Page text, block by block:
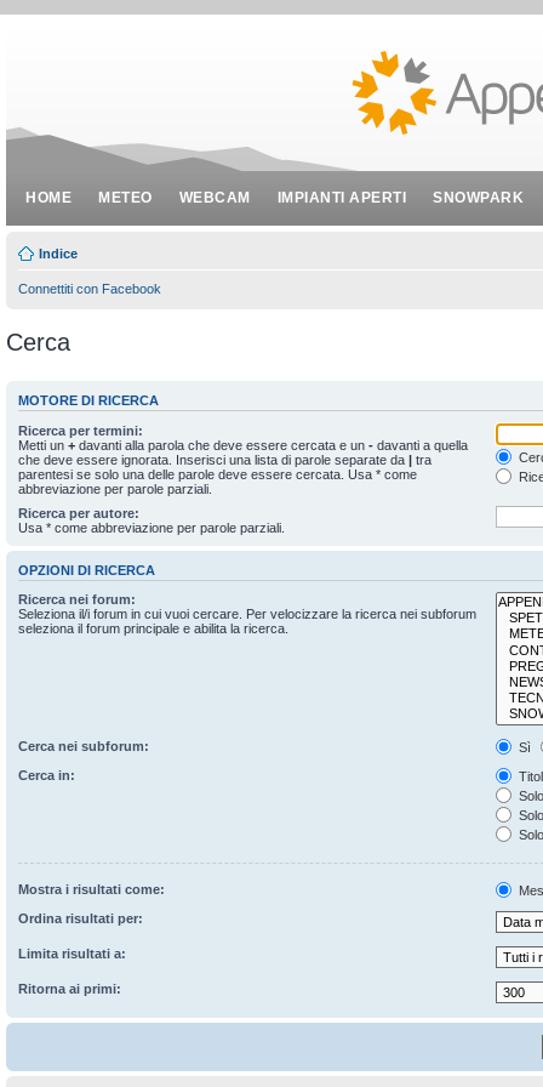
HOME METEO WEBCAM IMPIANTI APERTI SNOWPARK
Indice
Connettiti con Facebook
Cerca
MOTORE DI RICERCA
Ricerca per termini:
Metti un + davanti alla parola che deve essere cercata e un - davanti a quella
che deve essere ignorata. Inserisci una lista di parole separate da | tra
parentesi se solo una delle parole deve essere cercata. Usa * come
abbreviazione per parole parziali.
Ricerca per autore:
Usa * come abbreviazione per parole parziali.
OPZIONI DI RICERCA
Ricerca nei forum:
Seleziona il/i forum in cui vuoi cercare. Per velocizzare la ricerca nei subforum
seleziona il forum principale e abilita la ricerca.
Cerca nei subforum:
Sì
Cerca in:
Mostra i risultati come:
Ordina risultati per:
Limita risultati a:
Ritorna ai primi: